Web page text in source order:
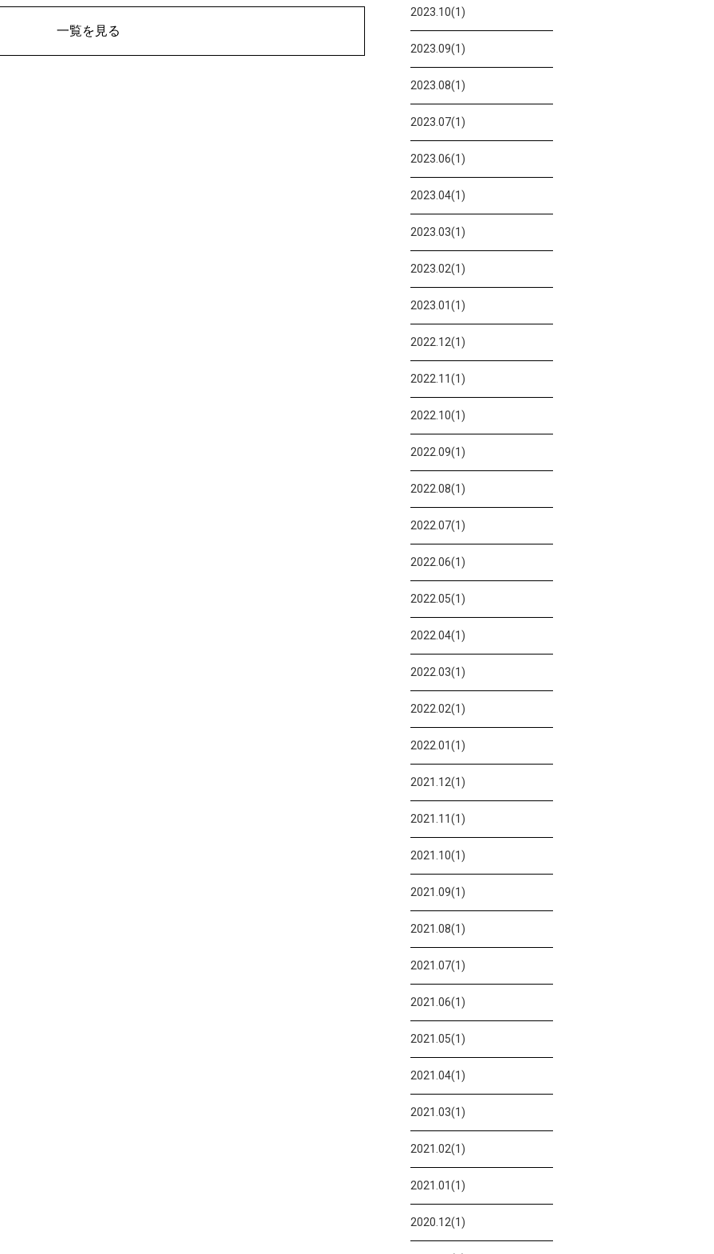
一覧を見る
2023.10(1)
2023.09(1)
2023.08(1)
2023.07(1)
2023.06(1)
2023.04(1)
2023.03(1)
2023.02(1)
2023.01(1)
2022.12(1)
2022.11(1)
2022.10(1)
2022.09(1)
2022.08(1)
2022.07(1)
2022.06(1)
2022.05(1)
2022.04(1)
2022.03(1)
2022.02(1)
2022.01(1)
2021.12(1)
2021.11(1)
2021.10(1)
2021.09(1)
2021.08(1)
2021.07(1)
2021.06(1)
2021.05(1)
2021.04(1)
2021.03(1)
2021.02(1)
2021.01(1)
2020.12(1)